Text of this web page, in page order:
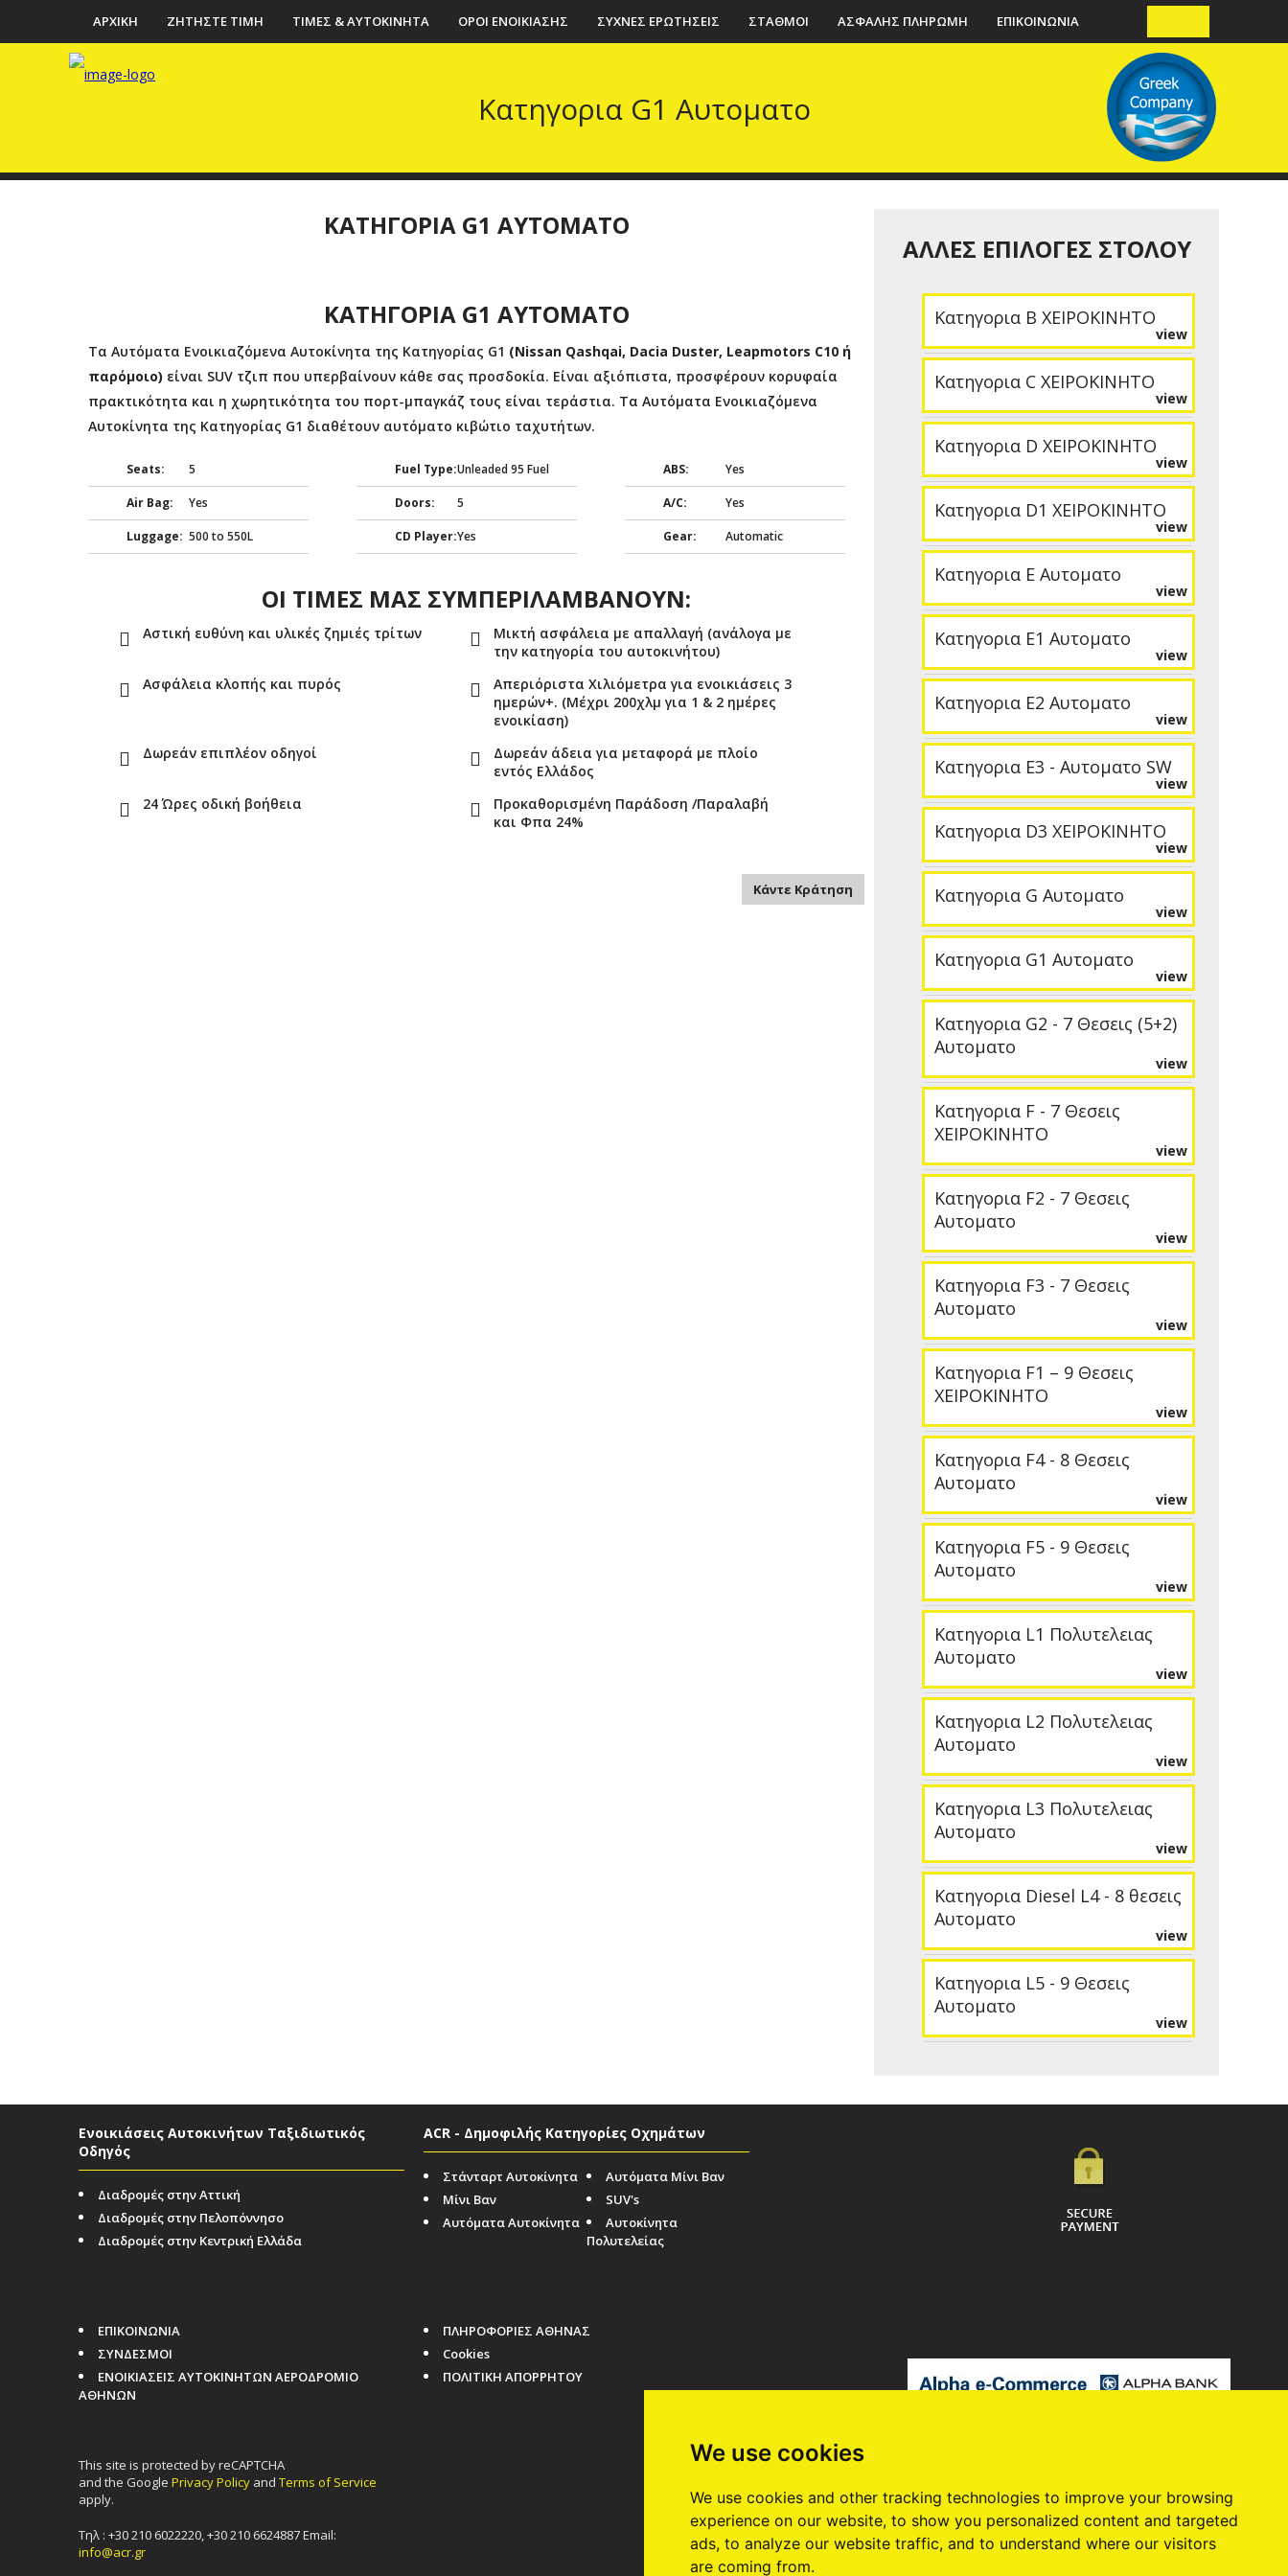
We use cookies
We use cookies and other tracking technologies to improve your browsing
experience on our website, to show you personalized content and targeted
ads, to analyze our website traffic, and to understand where our visitors
are coming from.
ΑΡΧΙΚΗ ΖΗΤΗΣΤΕ ΤΙΜΗ ΤΙΜΕΣ & ΑΥΤΟΚΙΝΗΤΑ ΟΡΟΙ ΕΝΟΙΚΙΑΣΗΣ ΣΥΧΝΕΣ ΕΡΩΤΗΣΕΙΣ ΣΤΑΘΜΟΙ ΑΣΦΑΛΗΣ ΠΛΗΡΩΜΗ ΕΠΙΚΟΙΝΩΝΙΑ
Κατηγορια G1 Αυτοματο
ΚΑΤΗΓΟΡΙΑ G1 ΑΥΤΟΜΑΤΟ
ΚΑΤΗΓΟΡΙΑ G1 ΑΥΤΟΜΑΤΟ
Τα Αυτόματα Ενοικιαζόμενα Αυτοκίνητα της Κατηγορίας G1 (Nissan Qashqai, Dacia Duster, Leapmotors C10 ή
παρόμοιο) είναι SUV τζιπ που υπερβαίνουν κάθε σας προσδοκία. Είναι αξιόπιστα, προσφέρουν κορυφαία
πρακτικότητα και η χωρητικότητα του πορτ-μπαγκάζ τους είναι τεράστια. Τα Αυτόματα Ενοικιαζόμενα
Αυτοκίνητα της Κατηγορίας G1 διαθέτουν αυτόματο κιβώτιο ταχυτήτων.
Seats: 5
Air Bag: Yes
Luggage: 500 to 550L
Fuel Type:Unleaded 95 Fuel
Doors: 5
CD Player:Yes
ABS: Yes
A/C: Yes
Gear: Automatic
ΟΙ ΤΙΜΕΣ ΜΑΣ ΣΥΜΠΕΡΙΛΑΜΒΑΝΟΥΝ:
Αστική ευθύνη και υλικές ζημιές τρίτων
Μικτή ασφάλεια με απαλλαγή (ανάλογα με
την κατηγορία του αυτοκινήτου)
Ασφάλεια κλοπής και πυρός
Απεριόριστα Χιλιόμετρα για ενοικιάσεις 3
ημερών+. (Μέχρι 200χλμ για 1 & 2 ημέρες
ενοικίαση)
Δωρεάν επιπλέον οδηγοί
Δωρεάν άδεια για μεταφορά με πλοίο
εντός Ελλάδος
24 Ώρες οδική βοήθεια
Προκαθορισμένη Παράδοση /Παραλαβή
και Φπα 24%
Κάντε Κράτηση
ΑΛΛΕΣ ΕΠΙΛΟΓΕΣ ΣΤΟΛΟΥ
Κατηγορια B ΧΕΙΡΟΚΙΝΗΤΟ
view
Κατηγορια C ΧΕΙΡΟΚΙΝΗΤΟ
view
Κατηγορια D ΧΕΙΡΟΚΙΝΗΤΟ
view
Κατηγορια D1 ΧΕΙΡΟΚΙΝΗΤΟ
view
Κατηγορια E Αυτοματο
view
Κατηγορια E1 Αυτοματο
view
Κατηγορια E2 Αυτοματο
view
Κατηγορια E3 - Αυτοματο SW
view
Κατηγορια D3 ΧΕΙΡΟΚΙΝΗΤΟ
view
Κατηγορια G Αυτοματο
view
Κατηγορια G1 Αυτοματο
view
Κατηγορια G2 - 7 Θεσεις (5+2)
Αυτοματο
view
Κατηγορια F - 7 Θεσεις
ΧΕΙΡΟΚΙΝΗΤΟ
view
Κατηγορια F2 - 7 Θεσεις
Αυτοματο
view
Κατηγορια F3 - 7 Θεσεις
Αυτοματο
view
Κατηγορια F1 – 9 Θεσεις
ΧΕΙΡΟΚΙΝΗΤΟ
view
Κατηγορια F4 - 8 Θεσεις
Αυτοματο
view
Κατηγορια F5 - 9 Θεσεις
Αυτοματο
view
Κατηγορια L1 Πολυτελειας
Αυτοματο
view
Κατηγορια L2 Πολυτελειας
Αυτοματο
view
Κατηγορια L3 Πολυτελειας
Αυτοματο
view
Κατηγορια Diesel L4 - 8 θεσεις
Αυτοματο
view
Κατηγορια L5 - 9 Θεσεις
Αυτοματο
view
Ενοικιάσεις Αυτοκινήτων Ταξιδιωτικός
Οδηγός
Διαδρομές στην Αττική
Διαδρομές στην Πελοπόννησο
Διαδρομές στην Κεντρική Ελλάδα
ACR - Δημοφιλής Κατηγορίες Οχημάτων
Στάνταρτ Αυτοκίνητα
Αυτόματα Μίνι Βαν
Μίνι Βαν
SUV's
Αυτόματα Αυτοκίνητα
Αυτοκίνητα
Πολυτελείας
ΕΠΙΚΟΙΝΩΝΙΑ
ΣΥΝΔΕΣΜΟΙ
ΕΝΟΙΚΙΑΣΕΙΣ ΑΥΤΟΚΙΝΗΤΩΝ ΑΕΡΟΔΡΟΜΙΟ
ΑΘΗΝΩΝ
This site is protected by reCAPTCHA
and the Google Privacy Policy and Terms of Service
apply.
Τηλ : +30 210 6022220, +30 210 6624887 Email:
info@acr.gr
ΠΛΗΡΟΦΟΡΙΕΣ ΑΘΗΝΑΣ
Cookies
ΠΟΛΙΤΙΚΗ ΑΠΟΡΡΗΤΟΥ